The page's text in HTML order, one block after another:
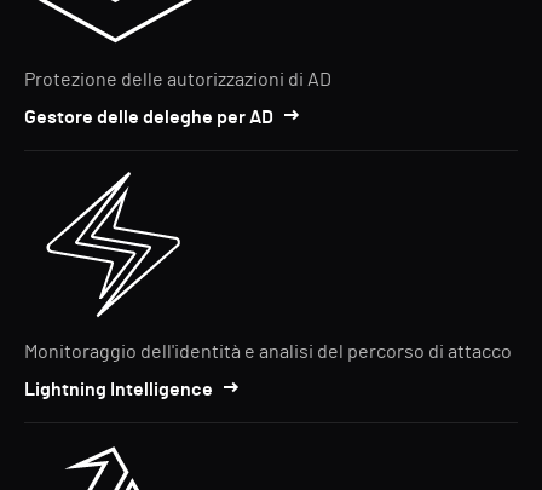
Protezione delle autorizzazioni di AD
Gestore delle deleghe per AD
Monitoraggio dell'identità e analisi del percorso di attacco
Lightning Intelligence